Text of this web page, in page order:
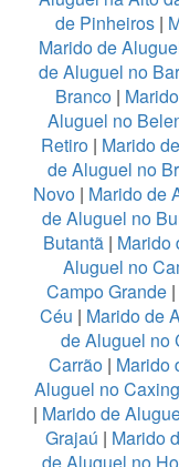
de Pinheiros|
Marido de
de Aluguel no
Branco |
Aluguel no
Retiro | Marido
de Aluguel no
Novo | Marido de
de Aluguel no
Butantã | Marido
Aluguel no
Campo Grande |
Céu | Marido de
de Aluguel no
Carrão | Marido
Aluguel no
| Marido de
Grajaú | Marido